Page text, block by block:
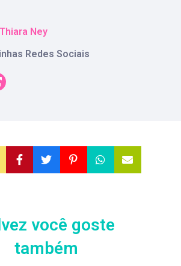
Ney
Redes Sociais
você goste
também